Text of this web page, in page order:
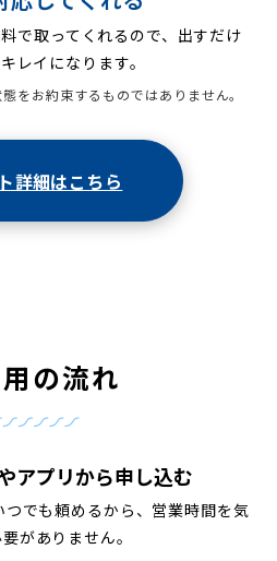
で取ってくれるので、出すだけ
レイになります。
をお約束するものではありません。
詳細はこちら
の流れ
アプリから申し込む
つでも頼めるから、営業時間を気
がありません。